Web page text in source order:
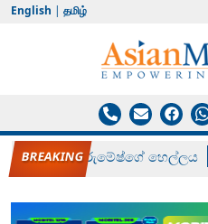
English | தமிழ்
රන් ගෙනා රුමේෂ්ගේ හෙල්ලය